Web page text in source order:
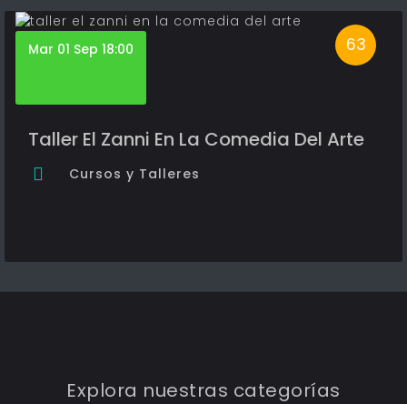
63
Mar 01 Sep 18:00
Taller El Zanni En La Comedia Del Arte
Cursos y Talleres
Explora nuestras categorías